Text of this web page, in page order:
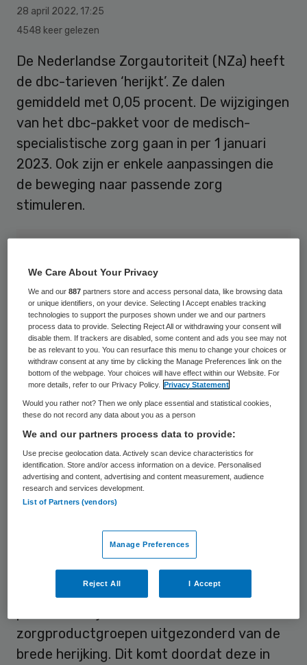
28 april 2022, 17:25
4548 keer gelezen
De Nederlandse Zorgautoriteit (NZa) heeft
de dbc-tarieven ‘herijkt’. Ze dalen
gemiddeld met 0,05 procent. De wijzigingen
van het dbc-pakket voor de medisch-
specialistische zorg gaan in per 1 januari
2023. Ook zijn er enkele aanpassingen die
de beweging naar passende zorg
stimuleren.
HAARLEM - Geld aan de waslijn. ANP PHOTO XTRA KOEN SUYK
Voor 2023 zijn de tarieven breed herijkt. Dit
is sinds 2017 niet meer gebeurd. In verband
met de coronapandemie zijn er in 2020 en
2021 geen kostprijzen uitgevraagd. Door de
brede herijking nu, verwacht de NZa
passende tarieven voor de komende
zorgproductgroepen uitgezonderd van de
brede herijking. Dit komt doordat deze in
We Care About Your Privacy
We and our887 partners store and access personal data, like browsing data
or unique identifiers, on your device. Selecting I Accept enables tracking
technologies to support the purposes shown under we and our partners
process data to provide. Selecting Reject All or withdrawing your consent will
disable them. If trackers are disabled, some content and ads you see may not
be as relevant to you. You can resurface this menu to change your choices or
withdraw consent at any time by clicking the Manage Preferences link on the
bottom of the webpage. Your choices will have effect within our Website. For
more details, refer to our Privacy Policy.
Privacy Statement
Would you rather not? Then we only place essential and statistical cookies,
these do not record any data about you as a person
We and our partners process data to provide:
Use precise geolocation data. Actively scan device characteristics for
identification. Store and/or access information on a device. Personalised
advertising and content, advertising and content measurement, audience
research and services development.
List of Partners (vendors)
Manage Preferences
Reject All I Accept